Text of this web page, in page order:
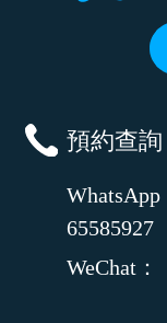
預約查詢
WhatsApp
65585927
WeChat：